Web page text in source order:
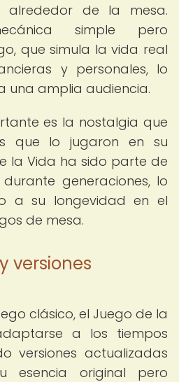
alrededor de la mesa.
simple pero
que simula la vida real
y personales, lo
una amplia audiencia.
es la nostalgia que
que lo jugaron en su
la Vida ha sido parte de
generaciones, lo
a su longevidad en el
de mesa.
versiones
clásico, el Juego de la
a los tiempos
versiones actualizadas
esencia original pero